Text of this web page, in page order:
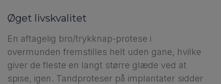
Øget livskvalitet
En aftagelig bro/trykknap-protese i
overmunden fremstilles helt uden gane, hvilke
giver de fleste en langt større glæde ved at
spise, igen. Tandproteser på implantater sidder